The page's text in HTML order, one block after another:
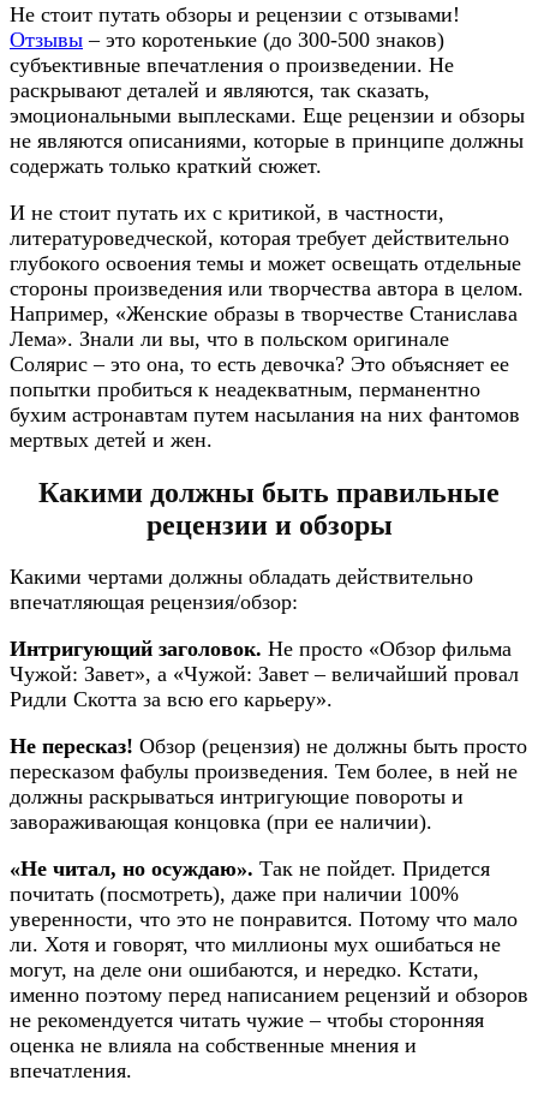
Не стоит путать обзоры и рецензии с отзывами!
Отзывы – это коротенькие (до 300-500 знаков)
субъективные впечатления о произведении. Не
раскрывают деталей и являются, так сказать,
эмоциональными выплесками. Еще рецензии и обзоры
не являются описаниями, которые в принципе должны
содержать только краткий сюжет.​
И не стоит путать их с критикой, в частности,
литературоведческой, которая требует действительно
глубокого освоения темы и может освещать отдельные
стороны произведения или творчества автора в целом.
Например, «Женские образы в творчестве Станислава
Лема». Знали ли вы, что в польском оригинале
Солярис – это она, то есть девочка? Это объясняет ее
попытки пробиться к неадекватным, перманентно
бухим астронавтам путем насылания на них фантомов
мертвых детей и жен.​
Какими должны быть правильные
рецензии и обзоры
Какими чертами должны обладать действительно
впечатляющая рецензия/обзор:​
Интригующий заголовок. Не просто «Обзор фильма
Чужой: Завет», а «Чужой: Завет – величайший провал
Ридли Скотта за всю его карьеру».​
Не пересказ! Обзор (рецензия) не должны быть просто
пересказом фабулы произведения. Тем более, в ней не
должны раскрываться интригующие повороты и
завораживающая концовка (при ее наличии).​
«Не читал, но осуждаю». Так не пойдет. Придется
почитать (посмотреть), даже при наличии 100%
уверенности, что это не понравится. Потому что мало
ли. Хотя и говорят, что миллионы мух ошибаться не
могут, на деле они ошибаются, и нередко. Кстати,
именно поэтому перед написанием рецензий и обзоров
не рекомендуется читать чужие – чтобы сторонняя
оценка не влияла на собственные мнения и
впечатления.​